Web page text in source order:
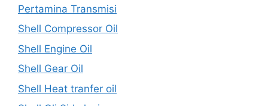
Pertamina Transmisi
Shell Compressor Oil
Shell Engine Oil
Shell Gear Oil
Shell Heat tranfer oil